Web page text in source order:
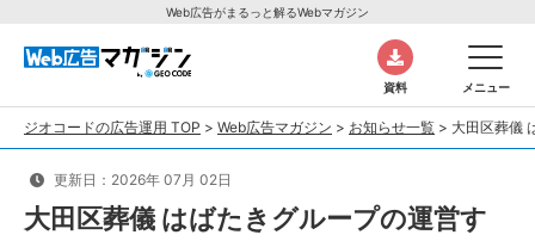
Web広告がまるっと解るWebマガジン
資料 メニュー
ジオコードの広告運用 TOP > Web広告マガジン > お知らせ一覧 > 大田区葬儀
更新日：2026年 07月 02日
大田区葬儀 はばたきグループの運営す